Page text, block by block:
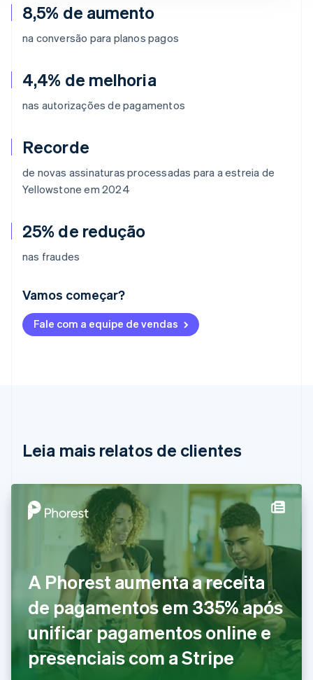
8,5% de aumento
na conversão para planos pagos
4,4% de melhoria
nas autorizações de pagamentos
Recorde
de novas assinaturas processadas para a estreia de
Yellowstone em 2024
25% de redução
nas fraudes
Vamos começar?
Fale com a equipe de vendas
Leia mais relatos de clientes
A Phorest aumenta a receita
de pagamentos em 335% após
unificar pagamentos online e
presenciais com a Stripe
DeutschEnglish
Austrália
Bulgária
Français
China continental
简体中文English
Chipre
Croácia
English Italiano
Dinamarca
English
Emirados Árabes Unidos
English
Eslováquia
English